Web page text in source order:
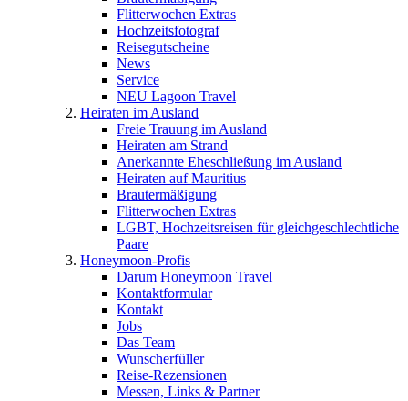
Flitterwochen Extras
Hochzeitsfotograf
Reisegutscheine
News
Service
NEU Lagoon Travel
Heiraten im Ausland
Freie Trauung im Ausland
Heiraten am Strand
Anerkannte Eheschließung im Ausland
Heiraten auf Mauritius
Brautermäßigung
Flitterwochen Extras
LGBT, Hochzeitsreisen für gleichgeschlechtliche
Paare
Honeymoon-Profis
Darum Honeymoon Travel
Kontaktformular
Kontakt
Jobs
Das Team
Wunscherfüller
Reise-Rezensionen
Messen, Links & Partner